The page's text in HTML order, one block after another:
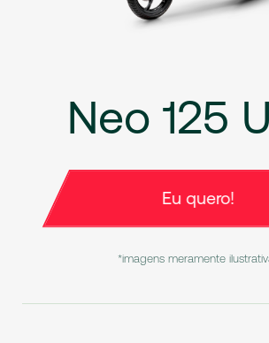
Neo 125
Eu quero!
*imagens meramente